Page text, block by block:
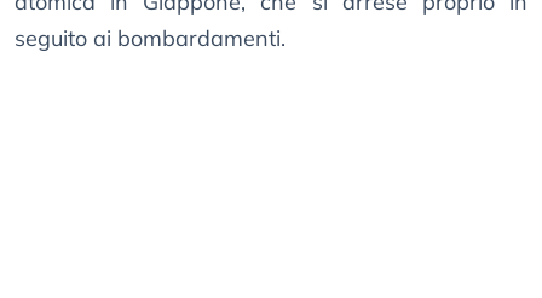
seguito ai bombardamenti.